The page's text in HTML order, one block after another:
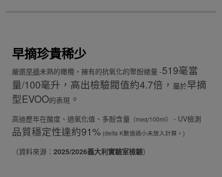
早摘珍貴稀少
嚴選早摘未熟的橄欖，擁有的抗氧化的聚酚總量 -519毫當
量/100毫升，高出檢驗閥值約4.7倍， 屬於早摘
型EVOO的表現 。
高迪歷年在酸度、過氧化值、多酚含量 （meq/100ml）、 UV檢測
品質穩定性達約91% (delta K數值過小未放入計算。)
（資料來源： 2025/2026義大利實驗室檢驗）